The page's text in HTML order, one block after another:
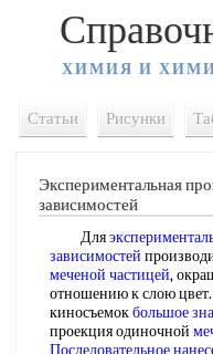
ХИМИЯ И
Статьи Рисунки
Экспериментальная
зависимостей
Для
зависимостей
меченой частицей,
отношению к слою
киносъемокбольшое
проекция одиночной
Последовательное